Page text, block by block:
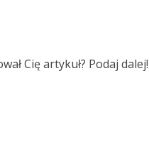
Cię artykuł? Podaj dalej!